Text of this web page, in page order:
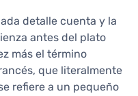
detalle cuenta y la
antes del plato
más el término
que literalmente
refiere a un pequeño